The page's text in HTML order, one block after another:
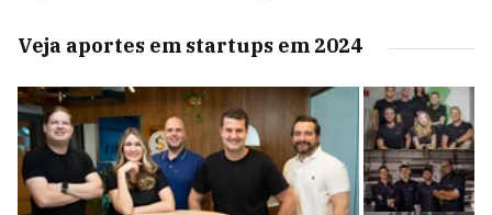
Veja aportes em startups em 2024